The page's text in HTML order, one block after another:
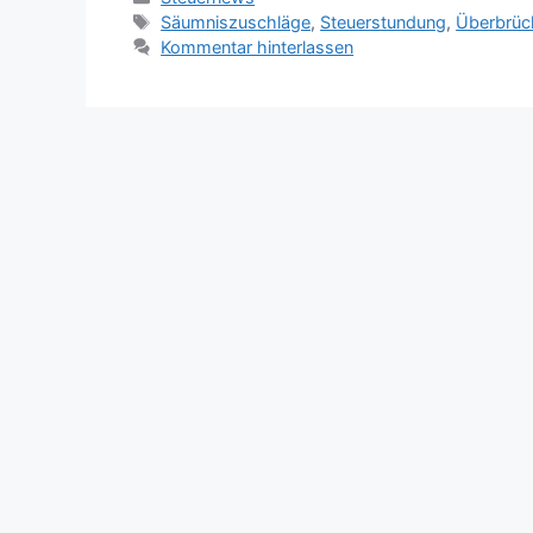
Schlagwörter
Säumniszuschläge, Steuerstundung,
Kommentar hinterlassen